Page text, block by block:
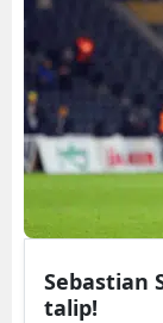
Sebastian
talip!